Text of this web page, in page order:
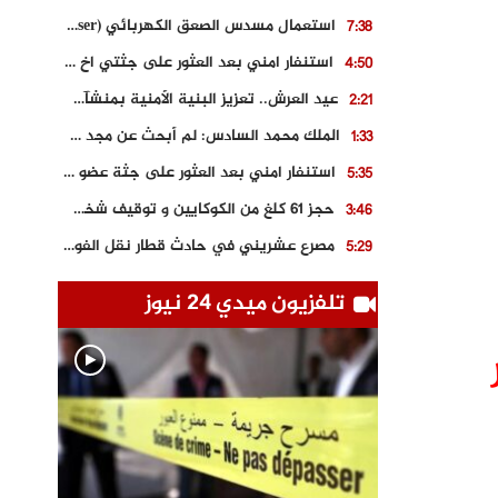
7:38
استعمال مسدس الصعق الكهربائي (Taser) من اجل تحرير شابة محتجزة
4:50
استنفار امني بعد العثور على جثتي اخ و ابن صاحب مطعم اسماك مشهور بطنجة
2:21
عيد العرش.. تعزيز البنية الأمنية بمنشآت و مصالح جديدة بكل من الحسيمة – فاس و الناظور
1:33
الملك محمد السادس: لم أبحث عن مجد شخصي.. وهَمي كرامة المغاربة
5:35
استنفار امني بعد العثور على جثة عضو سابق في حزب المصباح بالقنيطرة..
3:46
حجز 61 كلغ من الكوكايين و توقيف شخصين بالكركرات
5:29
مصرع عشريني في حادث قطار نقل الفوسفاط..
9:18
العثور على سبعينية جثة هامدة بمقر سكناها بمراكش
6:56
3:02
مصرع شابة ثلاثينية إثر سقوط سيارتها من منحدر خطير بالجرف الأصفر
3:04
توقيف “رضى الطالياني” بتهمة القيادة في حالة سكر و رفضه الامتثال للأمن
تلفزيون ميدي 24 نيوز